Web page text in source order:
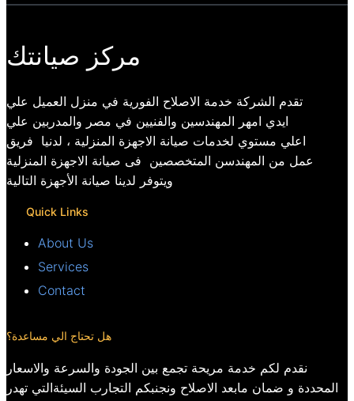
مركز صيانتك
تقدم الشركة خدمة الاصلاح الفورية في منزل العميل علي
ايدي امهر المهندسين والفنيين في مصر والمدربين علي
اعلي مستوي لخدمات صيانة الاجهزة المنزلية ، لدنيا فريق
عمل من المهندسن المتخصصين فى صيانة الاجهزة المنزلية
ويتوفر لدينا صيانة الأجهزة التالية
Quick Links
About Us
Services
Contact
هل تحتاج الي مساعدة؟
نقدم لكم خدمة مريحة تجمع بين الجودة والسرعة والاسعار
المحددة و ضمان مابعد الاصلاح ونجنبكم التجارب السيئةالتي تهدر